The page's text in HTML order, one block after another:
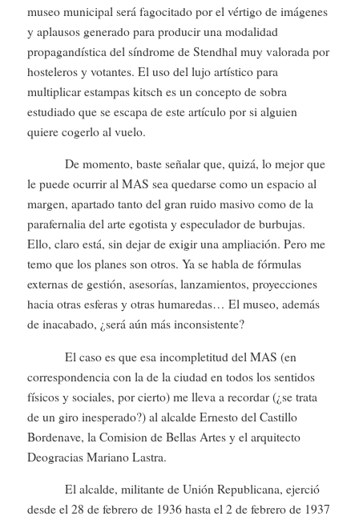
museo municipal será fagocitado por el vértigo de imágenes
y aplausos generado para producir una modalidad
propagandística del síndrome de Stendhal muy valorada por
hosteleros y votantes. El uso del lujo artístico para
multiplicar estampas kitsch es un concepto de sobra
estudiado que se escapa de este artículo por si alguien
quiere cogerlo al vuelo.
De momento, baste señalar que, quizá, lo mejor que
le puede ocurrir al MAS sea quedarse como un espacio al
margen, apartado tanto del gran ruido masivo como de la
parafernalia del arte egotista y especulador de burbujas.
Ello, claro está, sin dejar de exigir una ampliación. Pero me
temo que los planes son otros. Ya se habla de fórmulas
externas de gestión, asesorías, lanzamientos, proyecciones
hacia otras esferas y otras humaredas… El museo, además
de inacabado, ¿será aún más inconsistente?
El caso es que esa incompletitud del MAS (en
correspondencia con la de la ciudad en todos los sentidos
físicos y sociales, por cierto) me lleva a recordar (¿se trata
de un giro inesperado?) al alcalde Ernesto del Castillo
Bordenave, la Comision de Bellas Artes y el arquitecto
Deogracias Mariano Lastra.
El alcalde, militante de Unión Republicana, ejerció
desde el 28 de febrero de 1936 hasta el 2 de febrero de 1937